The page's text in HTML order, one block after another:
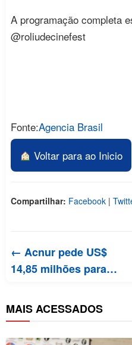
A programação completa
@roliudecinefest
Fonte:Agencia Brasil
Voltar para ao Inicio
Compartilhar: Facebook |
← Acnur pede US$
14,85 milhões para…
MAIS ACESSADOS